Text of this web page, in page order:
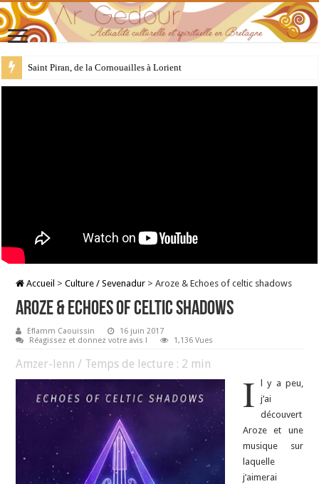
28 juillet : Saint Samson de Dol, père de la Bretagne chrétienne
Accueil > Culture / Sevenadur > Aroze & Echoes of celtic shadows
Aroze & Echoes of celtic shadows
Eflamm Caouissin
16 juin 2017
Réagissez et donnez votre avis !
1,136 Vues
Amzer-lenn / Temps de lecture : 2 min
I
l y a peu,
j’ai
découvert
Aroze et une
musique sur
laquelle
j’aimerai